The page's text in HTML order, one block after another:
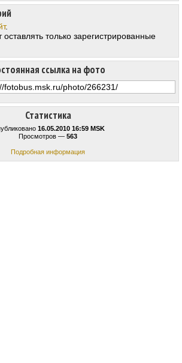
Статистика
16.05.2010 16:59 MSK
Просмотров — 563
Подробная информация
ссылка на фото
.
только зарегистрированные